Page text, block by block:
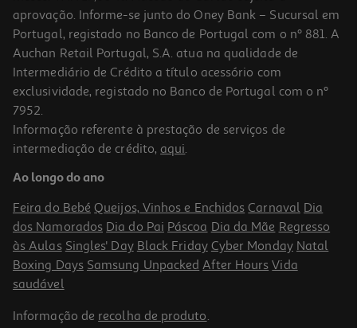
aprovação. Informe-se junto do Oney Bank – Sucursal em
Portugal, registado no Banco de Portugal com o nº 881. A
Auchan Retail Portugal, S.A. atua na qualidade de
Intermediário de Crédito a título acessório com
exclusividade, registado no Banco de Portugal com o nº
7952.
Informação referente à prestação de serviços de
intermediação de crédito, aqui.
Ao longo do ano
Feira do Bebé Queijos, Vinhos e Enchidos Carnaval Dia
dos Namorados Dia do Pai Páscoa Dia da Mãe Regresso
às Aulas Singles' Day Black Friday Cyber Monday Natal
Boxing Days Samsung Unpacked After Hours Vida
saudável
Informação de recolha de produto.